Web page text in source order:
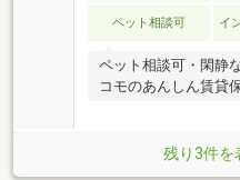
ペット相談可 イ
ペット相談可・閑静
コモのあんしん賃貸
残り3件を